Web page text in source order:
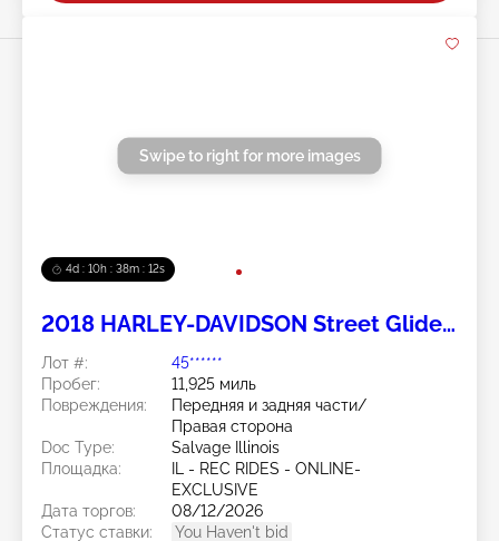
4d : 10h : 38m : 11s
Swipe to right for more images
2018 HARLEY-DAVIDSON Street Glide
Лот #:
45******
Пробег:
11,925 миль
Повреждения:
Передняя и задняя части/
Правая сторона
Doc Type:
Salvage Illinois
Площадка:
IL - REC RIDES - ONLINE-
EXCLUSIVE
Дата торгов:
08/12/2026
Статус ставки:
You Haven't bid